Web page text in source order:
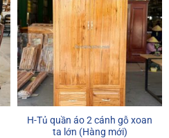
H-Tủ quần áo 2 cánh gỗ xoan
ta lớn (Hàng mới)